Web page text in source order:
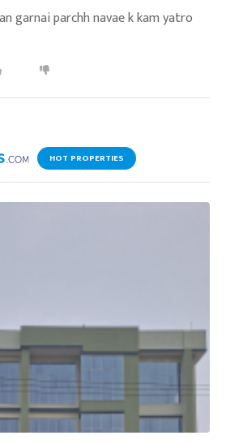
garnai parchh navae k kam yatro
HOT PROPERTIES